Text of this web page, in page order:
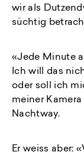
wir als
süchtig
«Jede Minute
Ich will das
oder soll ich
meiner
Nachtway.
Er weiss aber: